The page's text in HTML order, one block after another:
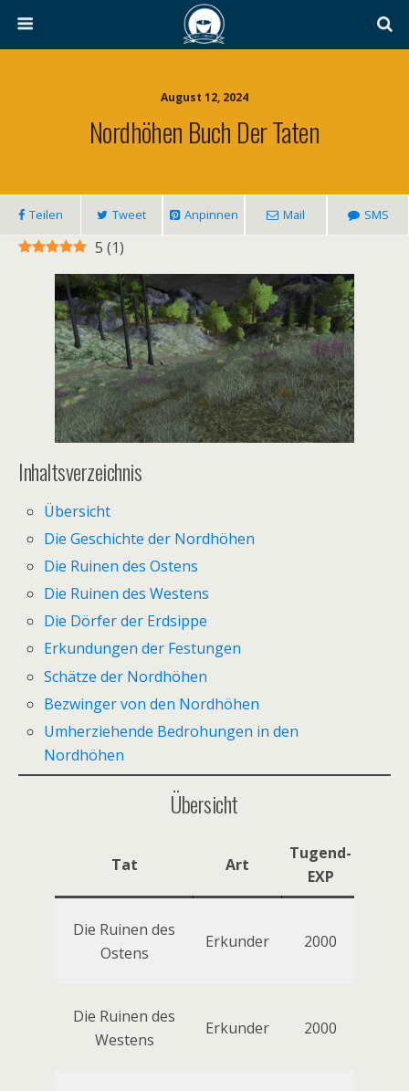
August 12, 2024
Nordhöhen Buch Der Taten
Teilen Tweet Anpinnen Mail SMS
5 (1)
Inhaltsverzeichnis
Übersicht
Die Geschichte der Nordhöhen
Die Ruinen des Ostens
Die Ruinen des Westens
Die Dörfer der Erdsippe
Erkundungen der Festungen
Schätze der Nordhöhen
Bezwinger von den Nordhöhen
Umherziehende Bedrohungen in den
Nordhöhen
Übersicht
Tat Art
Tugend-
EXP
Die Ruinen des
Ostens
Erkunder 2000
Die Ruinen des
Westens
Erkunder 2000